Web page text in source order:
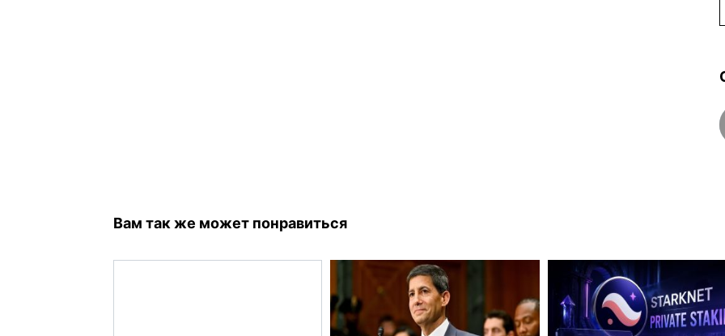
Вам так же может понравиться